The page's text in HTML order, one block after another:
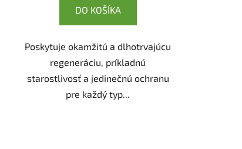
DO KOŠÍKA
Poskytuje okamžitú a dlhotrvajúcu
regeneráciu, príkladnú
starostlivosť a jedinečnú ochranu
pre každý typ...